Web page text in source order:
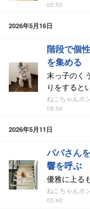
05:50
2026年5月16日
階段で個
を集める
末っ子のく
りをすると
ねこちゃんホ
08:50
2026年5月11日
パパさん
響を呼ぶ
優雅に上る
ねこちゃんホ
05:40